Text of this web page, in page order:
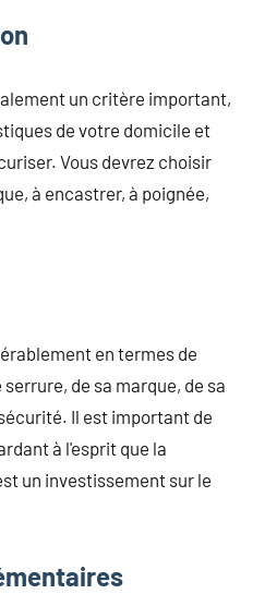
un critère important,
de votre domicile et
Vous devrez choisir
à encastrer, à poignée,
en termes de
de sa marque, de sa
Il est important de
à l'esprit que la
un investissement sur le